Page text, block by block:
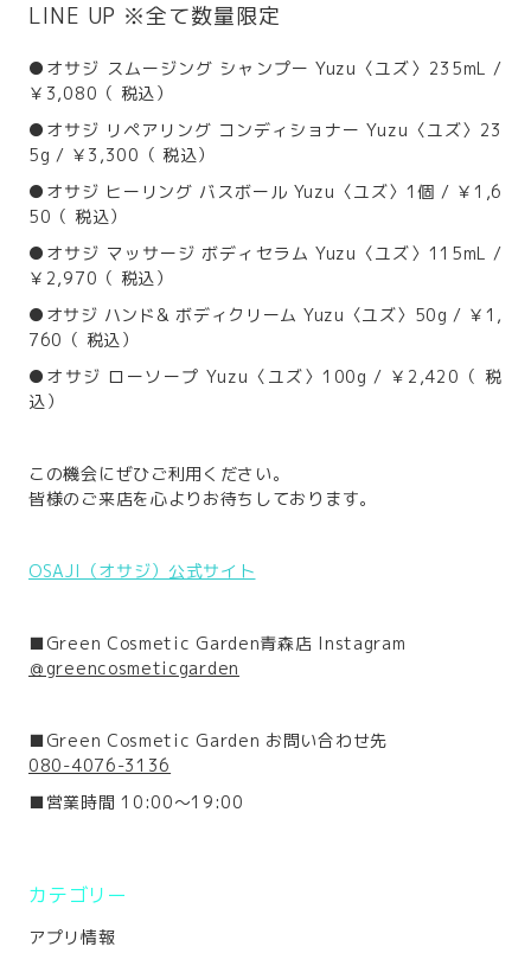
LINE UP ※全て数量限定
●オサジ スムージング シャンプー Yuzu〈ユズ〉235mL /
￥3,080（ 税込）
●オサジ リペアリング コンディショナー Yuzu〈ユズ〉23
5g / ￥3,300（ 税込）
●オサジ ヒーリング バスボール Yuzu〈ユズ〉1個 / ￥1,6
50（ 税込）
●オサジ マッサージ ボディセラム Yuzu〈ユズ〉115mL /
￥2,970（ 税込）
●オサジ ハンド& ボディクリーム Yuzu〈ユズ〉50g / ￥1,
760（ 税込）
●オサジ ローソープ Yuzu〈ユズ〉100g / ￥2,420（ 税
込）
この機会にぜひご利用ください。
皆様のご来店を心よりお待ちしております。
OSAJI（オサジ）公式サイト
■Green Cosmetic Garden青森店 Instagram
＠greencosmeticgarden
■Green Cosmetic Garden お問い合わせ先
080-4076-3136
■営業時間 10:00～19:00
カテゴリー
アプリ情報